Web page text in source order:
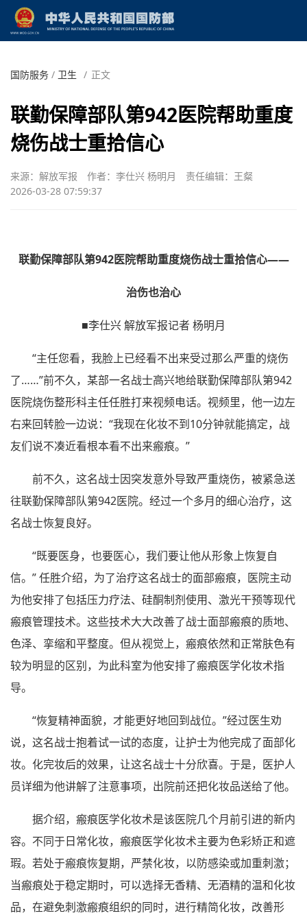
国防服务 / 卫生 / 正文
联勤保障部队第942医院帮助重度
烧伤战士重拾信心
来源：解放军报 作者：李仕兴 杨明月
责任编辑：王粲
2026-03-28 07:59:37
联勤保障部队第942医院帮助重度烧伤战士重拾信心——
治伤也治心
■李仕兴 解放军报记者 杨明月
“主任您看，我脸上已经看不出来受过那么严重的烧伤
了……”前不久，某部一名战士高兴地给联勤保障部队第942
医院烧伤整形科主任任胜打来视频电话。视频里，他一边左
右来回转脸一边说：“我现在化妆不到10分钟就能搞定，战
友们说不凑近看根本看不出来瘢痕。”
前不久，这名战士因突发意外导致严重烧伤，被紧急送
往联勤保障部队第942医院。经过一个多月的细心治疗，这
名战士恢复良好。
“既要医身，也要医心，我们要让他从形象上恢复自
信。” 任胜介绍，为了治疗这名战士的面部瘢痕，医院主动
为他安排了包括压力疗法、硅酮制剂使用、激光干预等现代
瘢痕管理技术。这些技术大大改善了战士面部瘢痕的质地、
色泽、挛缩和平整度。但从视觉上，瘢痕依然和正常肤色有
较为明显的区别，为此科室为他安排了瘢痕医学化妆术指
导。
“恢复精神面貌，才能更好地回到战位。”经过医生劝
说，这名战士抱着试一试的态度，让护士为他完成了面部化
妆。化完妆后的效果，让这名战士十分欣喜。于是，医护人
员详细为他讲解了注意事项，出院前还把化妆品送给了他。
据介绍，瘢痕医学化妆术是该医院几个月前引进的新内
容。不同于日常化妆，瘢痕医学化妆术主要为色彩矫正和遮
瑕。若处于瘢痕恢复期，严禁化妆，以防感染或加重刺激；
当瘢痕处于稳定期时，可以选择无香精、无酒精的温和化妆
品，在避免刺激瘢痕组织的同时，进行精简化妆，改善形